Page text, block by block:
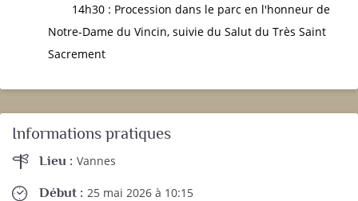
14h30 : Procession dans le parc en l'honneur de
Notre-Dame du Vincin, suivie du Salut du Très Saint
Sacrement
Informations pratiques
Lieu : Vannes
Début : 25 mai 2026 à 10:15